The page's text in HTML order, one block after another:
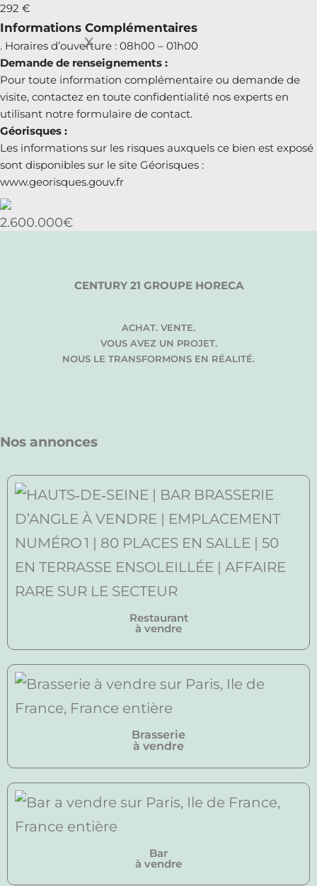
X
292 €
Informations Complémentaires
. Horaires d’ouverture : 08h00 – 01h00
Demande de renseignements :
Pour toute information complémentaire ou demande de
visite, contactez en toute confidentialité nos experts en
utilisant notre formulaire de contact.
Géorisques :
Les informations sur les risques auxquels ce bien est exposé
sont disponibles sur le site Géorisques :
www.georisques.gouv.fr
2.600.000€
CENTURY 21 GROUPE HORECA
ACHAT. VENTE.
VOUS AVEZ UN PROJET.
NOUS LE TRANSFORMONS EN RÉALITÉ.
Nos annonces
Restaurant
à vendre
Brasserie
à vendre
Bar
à vendre